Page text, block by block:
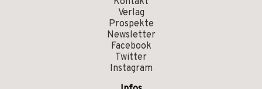
Verlag
Prospekte
Newsletter
Facebook
Twitter
Instagram